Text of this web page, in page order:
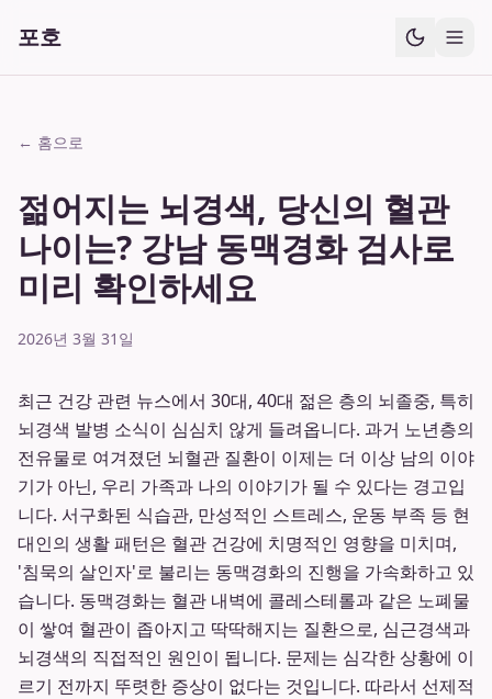
포호
← 홈으로
젊어지는 뇌경색, 당신의 혈관
나이는? 강남 동맥경화 검사로
미리 확인하세요
2026년 3월 31일
최근 건강 관련 뉴스에서 30대, 40대 젊은 층의 뇌졸중, 특히
뇌경색 발병 소식이 심심치 않게 들려옵니다. 과거 노년층의
전유물로 여겨졌던 뇌혈관 질환이 이제는 더 이상 남의 이야
기가 아닌, 우리 가족과 나의 이야기가 될 수 있다는 경고입
니다. 서구화된 식습관, 만성적인 스트레스, 운동 부족 등 현
대인의 생활 패턴은 혈관 건강에 치명적인 영향을 미치며,
'침묵의 살인자'로 불리는 동맥경화의 진행을 가속화하고 있
습니다. 동맥경화는 혈관 내벽에 콜레스테롤과 같은 노폐물
이 쌓여 혈관이 좁아지고 딱딱해지는 질환으로, 심근경색과
뇌경색의 직접적인 원인이 됩니다. 문제는 심각한 상황에 이
르기 전까지 뚜렷한 증상이 없다는 것입니다. 따라서 선제적